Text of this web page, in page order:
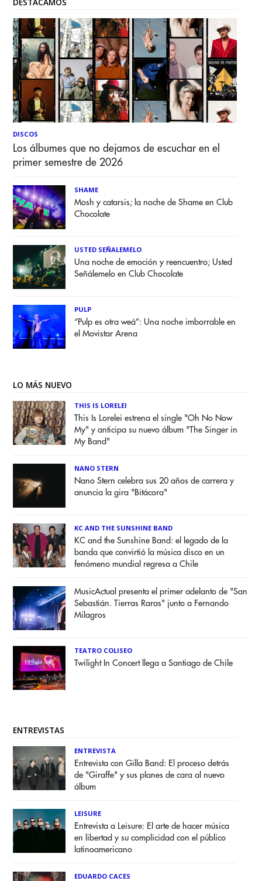
DISCOS
Los álbumes que no dejamos de escuchar en el
primer semestre de 2026
SHAME
Mosh y catarsis; la noche de Shame en Club
Chocolate
USTED SEÑALEMELO
Una noche de emoción y reencuentro; Usted
Señálemelo en Club Chocolate
PULP
“Pulp es otra weá”: Una noche imborrable en
el Movistar Arena
LO MÁS NUEVO
THIS IS LORELEI
This Is Lorelei estrena el single "Oh No Now
My" y anticipa su nuevo álbum "The Singer in
My Band"
NANO STERN
Nano Stern celebra sus 20 años de carrera y
anuncia la gira "Bitácora"
KC AND THE SUNSHINE BAND
KC and the Sunshine Band: el legado de la
banda que convirtió la música disco en un
fenómeno mundial regresa a Chile
MusicActual presenta el primer adelanto de "San
Sebastián. Tierras Raras" junto a Fernando
Milagros
TEATRO COLISEO
Twilight In Concert llega a Santiago de Chile
ENTREVISTAS
ENTREVISTA
Entrevista con Gilla Band: El proceso detrás
de "Giraffe" y sus planes de cara al nuevo
álbum
LEISURE
Entrevista a Leisure: El arte de hacer música
en libertad y su complicidad con el público
latinoamericano
EDUARDO CACES